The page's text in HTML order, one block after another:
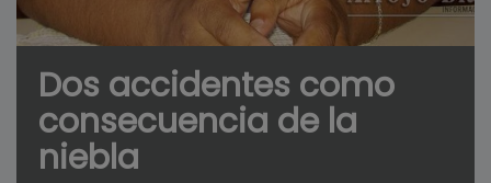
Dos accidentes como
consecuencia de la
niebla